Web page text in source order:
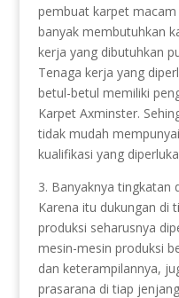
pembuat karpet
banyak membutuhkan
kerja yang dibutuhkan
Tenaga kerja yang
betul-betul memiliki
Karpet Axminster.
tidak mudah
kualifikasi yang
3. Banyaknya tingkatan
Karena itu dukungan di
produksi seharusnya
mesin-mesin produksi
dan keterampilannya,
prasarana di tiap